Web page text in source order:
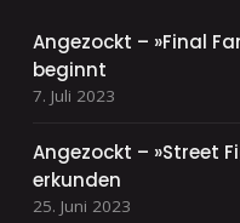
Angezockt – »Final
beginnt
7. Juli 2023
Angezockt – »Street
erkunden
25. Juni 2023